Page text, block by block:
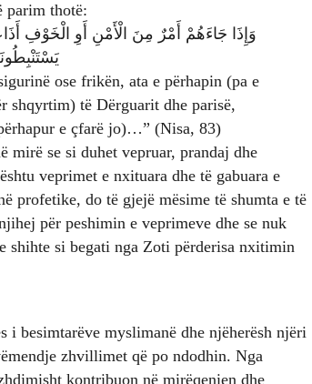
parim thotë:
ose frikën, ata e përhapin (pa e
shqyrtim) të Dërguarit dhe parisë,
e çfarë jo)…” (Nisa, 83)
mirë se si duhet vepruar, prandaj dhe
veprimet e nxituara dhe të gabuara e
profetike, do të gjejë mësime të shumta e të
shihte si begati nga Zoti përderisa nxitimin
i besimtarëve myslimanë dhe njëherësh njëri
zhvillimet që po ndodhin. Nga
kontribuon në mirëqenien dhe